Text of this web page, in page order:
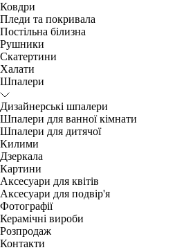
Ковдри
Пледи та покривала
Постільна білизна
Рушники
Скатертини
Халати
Шпалери
Дизайнерські шпалери
Шпалери для ванної кімнати
Шпалери для дитячої
Килими
Дзеркала
Картини
Аксесуари для квітів
Аксесуари для подвір'я
Фотографії
Керамічні вироби
Розпродаж
Контакти